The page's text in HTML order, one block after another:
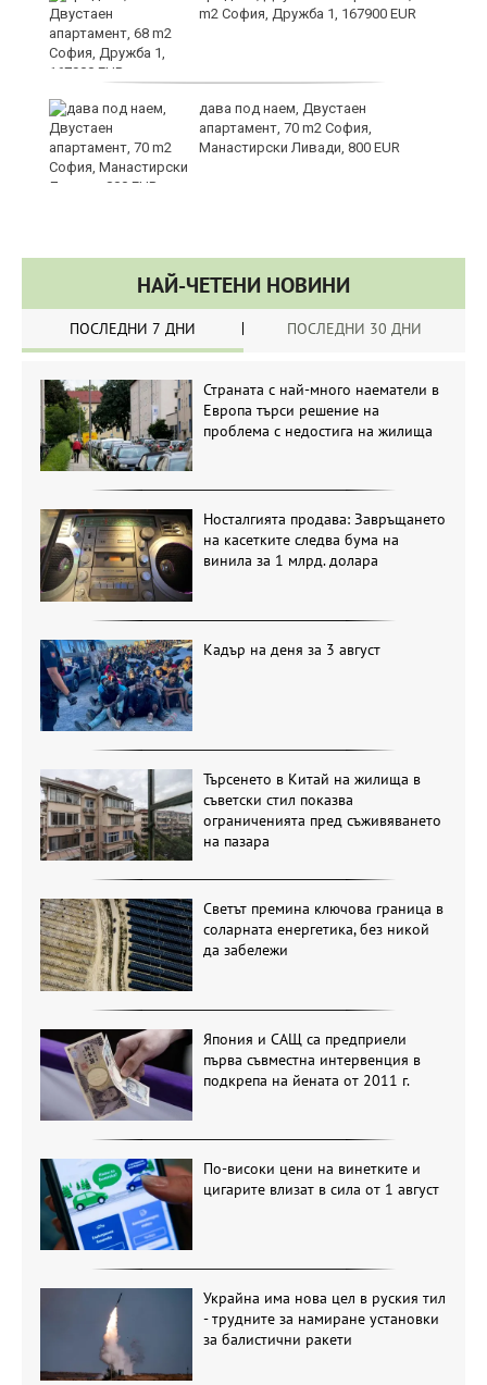
m2 София, Дружба 1, 167900 EUR
дава под наем, Двустаен
апартамент, 70 m2 София,
Манастирски Ливади, 800 EUR
НАЙ-ЧЕТЕНИ НОВИНИ
ПОСЛЕДНИ 7 ДНИ ПОСЛЕДНИ 30 ДНИ
Страната с най-много наематели в
Европа търси решение на
проблема с недостига на жилища
Носталгията продава: Завръщането
на касетките следва бума на
винила за 1 млрд. долара
Кадър на деня за 3 август
Търсенето в Китай на жилища в
съветски стил показва
ограниченията пред съживяването
на пазара
Светът премина ключова граница в
соларната енергетика, без никой
да забележи
Япония и САЩ са предприели
първа съвместна интервенция в
подкрепа на йената от 2011 г.
По-високи цени на винетките и
цигарите влизат в сила от 1 август
Украйна има нова цел в руския тил
- трудните за намиране установки
за балистични ракети